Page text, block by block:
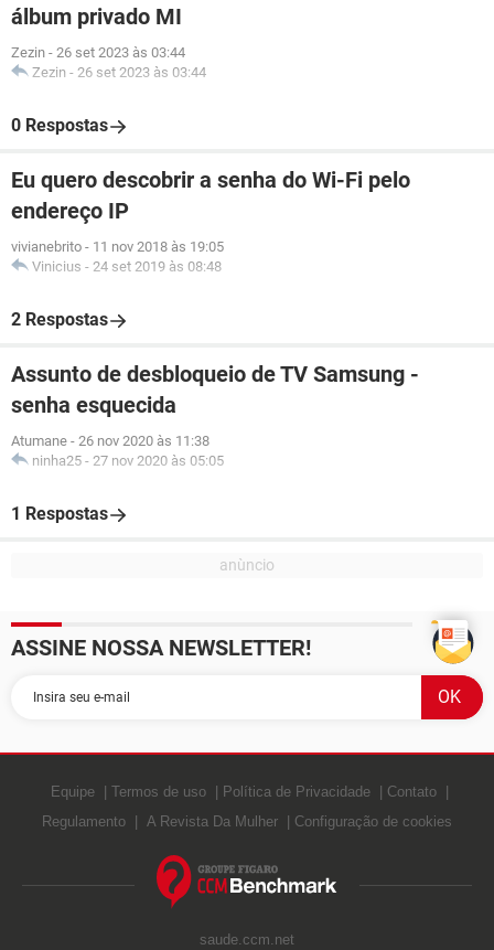
álbum privado MI
Zezin - 26 set 2023 às 03:44
Zezin - 26 set 2023 às 03:44
0 Respostas
Eu quero descobrir a senha do Wi-Fi pelo
endereço IP
vivianebrito - 11 nov 2018 às 19:05
Vinicius - 24 set 2019 às 08:48
2 Respostas
Assunto de desbloqueio de TV Samsung -
senha esquecida
Atumane - 26 nov 2020 às 11:38
ninha25 - 27 nov 2020 às 05:05
1 Respostas
ASSINE NOSSA NEWSLETTER!
Equipe Termos de uso Política de Privacidade
Contato
Regulamento
A Revista Da Mulher Configuração de cookies
saude.ccm.net